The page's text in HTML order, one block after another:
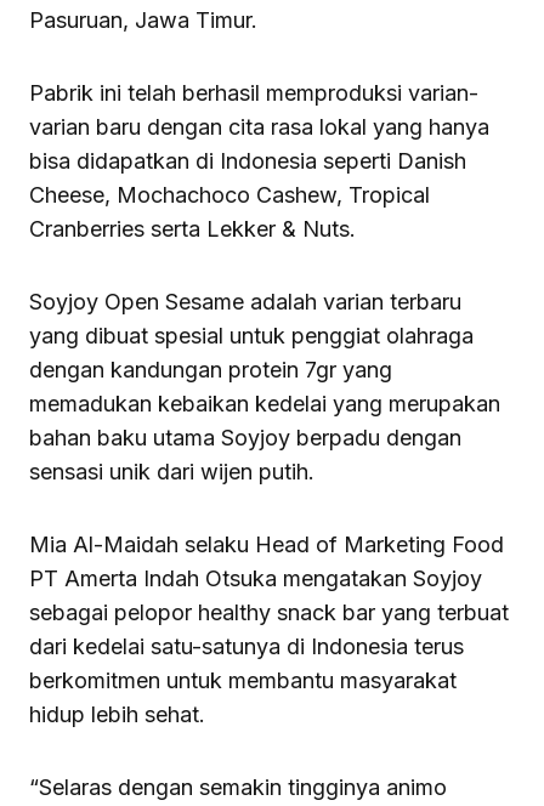
Pasuruan, Jawa Timur.
Pabrik ini telah berhasil memproduksi varian-
varian baru dengan cita rasa lokal yang hanya
bisa didapatkan di Indonesia seperti Danish
Cheese, Mochachoco Cashew, Tropical
Cranberries serta Lekker & Nuts.
Soyjoy Open Sesame adalah varian terbaru
yang dibuat spesial untuk penggiat olahraga
dengan kandungan protein 7gr yang
memadukan kebaikan kedelai yang merupakan
bahan baku utama Soyjoy berpadu dengan
sensasi unik dari wijen putih.
Mia Al-Maidah selaku Head of Marketing Food
PT Amerta Indah Otsuka mengatakan Soyjoy
sebagai pelopor healthy snack bar yang terbuat
dari kedelai satu-satunya di Indonesia terus
berkomitmen untuk membantu masyarakat
hidup lebih sehat.
“Selaras dengan semakin tingginya animo